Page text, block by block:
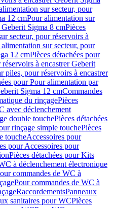
sur secteur, pour
12 cmPour alimentation sur
Geberit Sigma 8 cmPièces
secteur, pour réservoirs à
sur secteur, pour
12 cmPièces détachées pour
à encastrer Geberit
piles, pour réservoirs à encastrer
pour Pour alimentation par
Sigma 12 cmCommandes
du rinçagePièces
avec déclenchement
double touchePièces détachées
rinçage simple touchePièces
toucheAccessoires pour
pour Accessoires pour
Pièces détachées pour Kits
à déclenchement électronique
commandes de WC à
Pour commandes de WC à
RaccordementsPanneaux
sanitaires pour WCPièces